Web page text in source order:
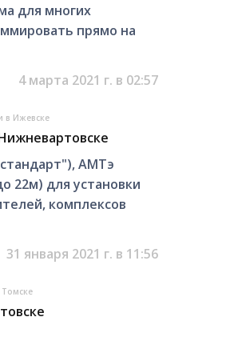
для многих
прямо на
4 марта 2021 г. в 02:57
в Ижевске
АМТэ
22м) для установки
комплексов
31 января 2021 г. в 11:56